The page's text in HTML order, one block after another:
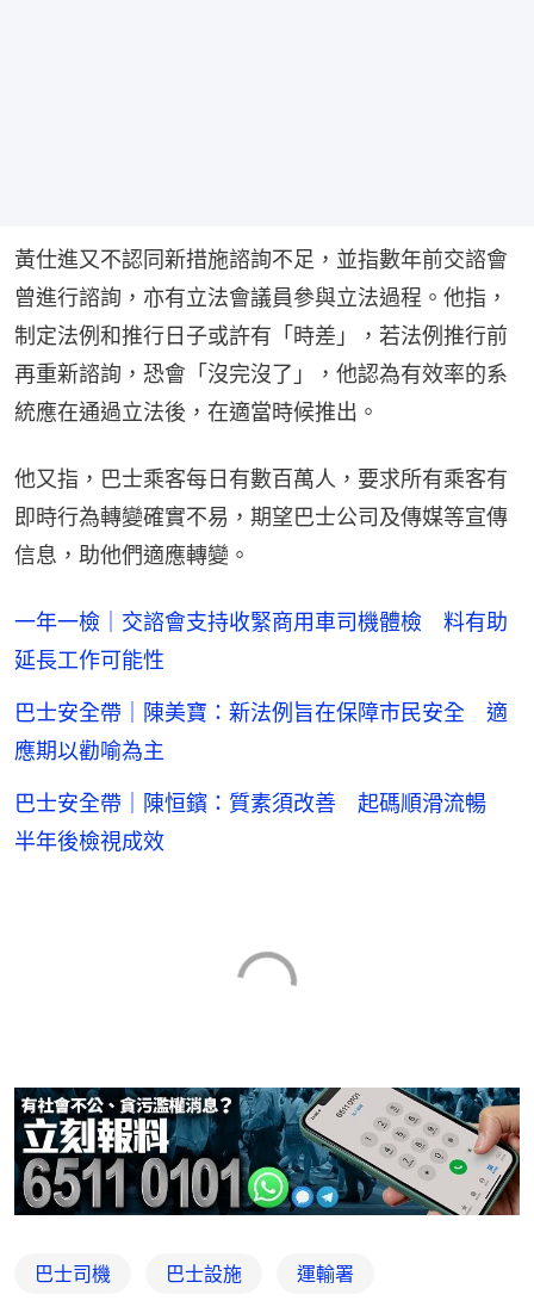
黃仕進又不認同新措施諮詢不足，並指數年前交諮會
曾進行諮詢，亦有立法會議員參與立法過程。他指，
制定法例和推行日子或許有「時差」，若法例推行前
再重新諮詢，恐會「沒完沒了」，他認為有效率的系
統應在通過立法後，在適當時候推出。
他又指，巴士乘客每日有數百萬人，要求所有乘客有
即時行為轉變確實不易，期望巴士公司及傳媒等宣傳
信息，助他們適應轉變。
一年一檢｜交諮會支持收緊商用車司機體檢 料有助
延長工作可能性
巴士安全帶｜陳美寶：新法例旨在保障市民安全 適
應期以勸喻為主
巴士安全帶｜陳恒鑌：質素須改善 起碼順滑流暢
半年後檢視成效
巴士司機 巴士設施 運輸署